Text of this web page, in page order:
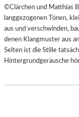
©Clärchen und Matthias
langgezogenen Tönen,
aus und verschwinden,
denen Klangmuster aus
Selten ist die Stille
Hintergrundgeräusche